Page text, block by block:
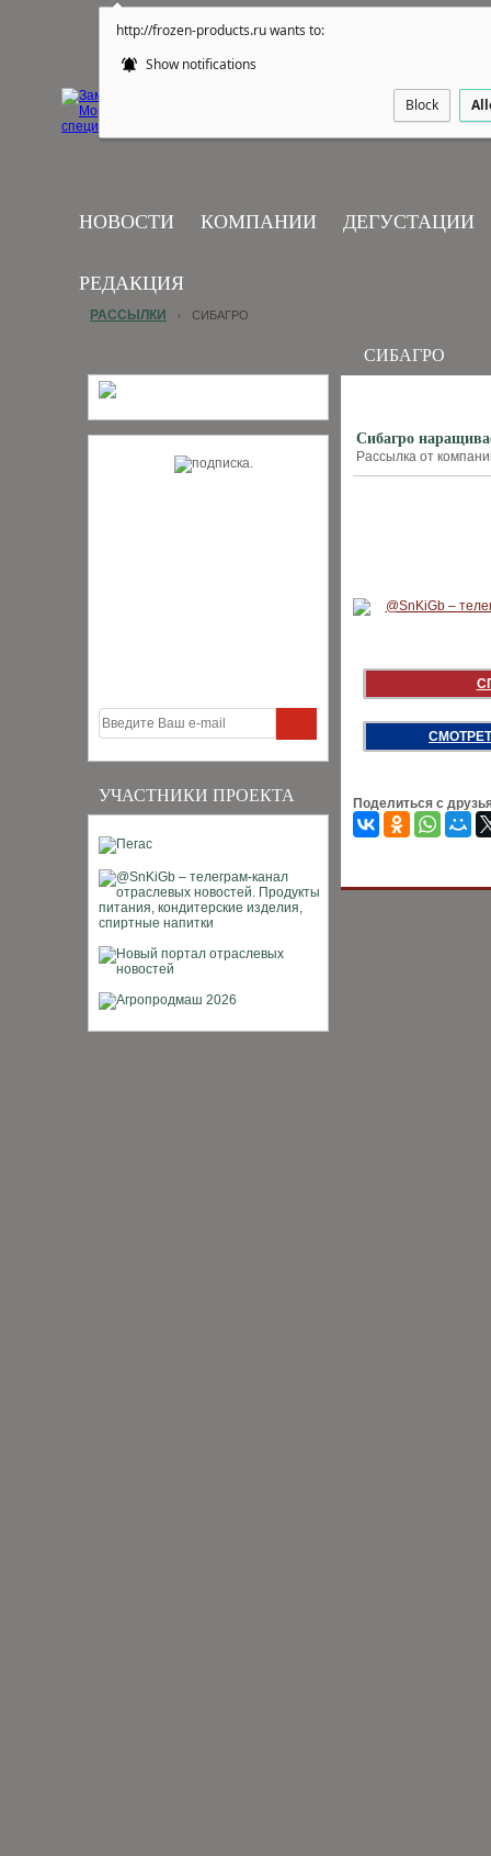
http://frozen-products.ru wants to:
Show notifications
Block
НОВОСТИ КОМПАНИИ ДЕГУСТАЦИИ
РЕДАКЦИЯ
УЧАСТНИКИ ПРОЕКТА
РАССЫЛКИ › СИБАГРО
СИБАГРО
Сибагро
Рассылка от
Поделиться с